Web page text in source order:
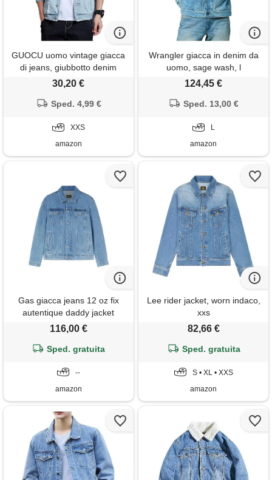
GUOCU uomo vintage giacca
di jeans, giubbotto denim
manica lunga cappotto
30,20 €
Sped. 4,99 €
XXS
amazon
Wrangler giacca in denim da
uomo, sage wash, l
124,45 €
Sped. 13,00 €
L
amazon
Gas giacca jeans 12 oz fix
autentique daddy jacket
251263031179 blu chiaro blu
116,00 €
Sped. gratuita
--
amazon
Lee rider jacket, worn indaco,
xxs
82,66 €
Sped. gratuita
S • XL • XXS
amazon